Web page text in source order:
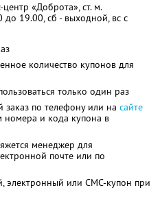
центр «Доброта», ст. м.
до 19.00, сб - выходной, вс с
количество купонов для
только один раз
по телефону или на сайте
номера и кода купона в
менеджер для
почте или по
электронный или СМС-купон при